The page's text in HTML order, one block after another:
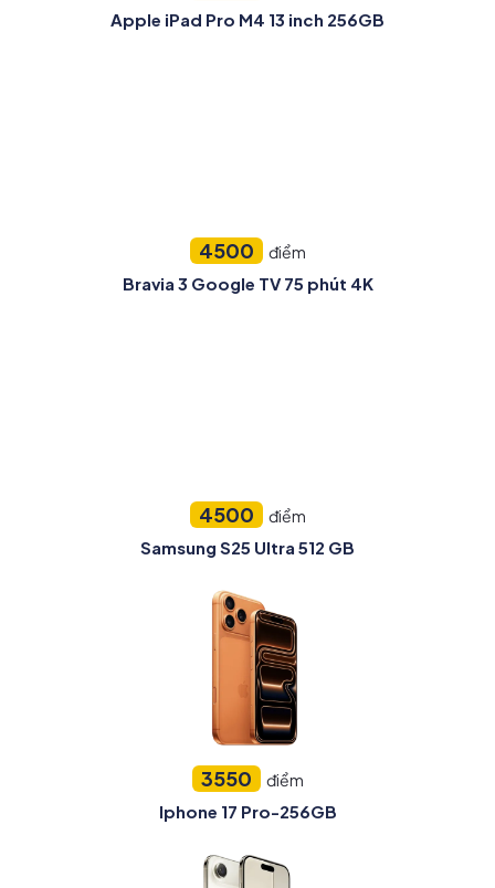
Apple iPad Pro M4 13 inch 256GB
4500 điểm
Bravia 3 Google TV 75 phút 4K
4500 điểm
Samsung S25 Ultra 512 GB
3550 điểm
Iphone 17 Pro-256GB